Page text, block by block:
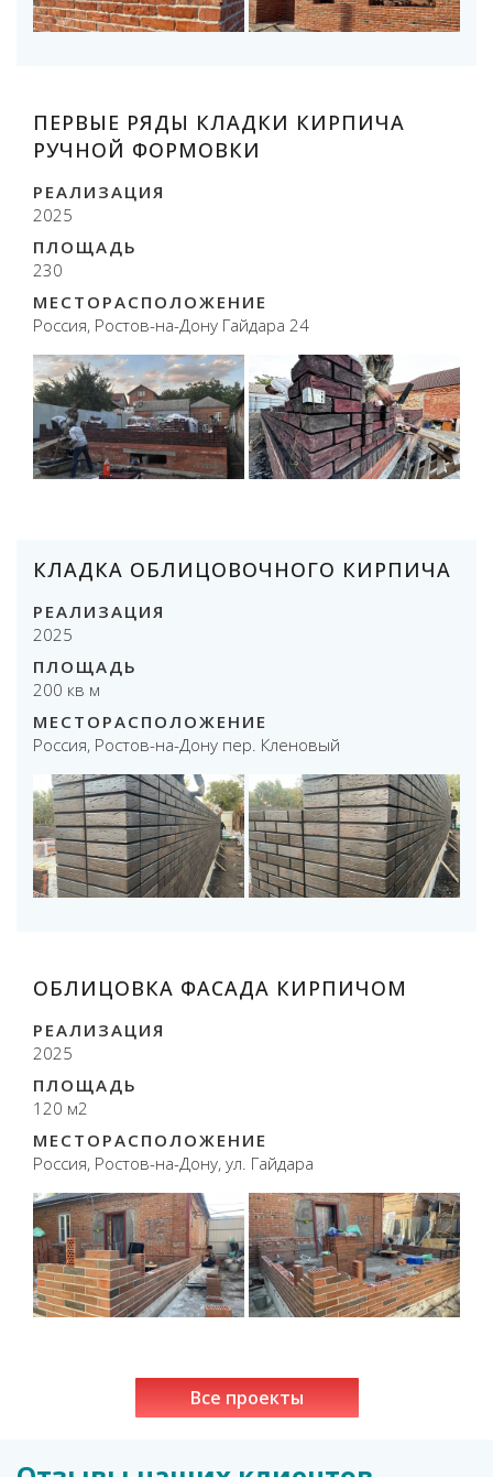
ПЕРВЫЕ РЯДЫ КЛАДКИ КИРПИЧА
РУЧНОЙ ФОРМОВКИ
РЕАЛИЗАЦИЯ
2025
ПЛОЩАДЬ
230
МЕСТОРАСПОЛОЖЕНИЕ
Россия, Ростов-на-Дону Гайдара 24
КЛАДКА ОБЛИЦОВОЧНОГО КИРПИЧА
РЕАЛИЗАЦИЯ
2025
ПЛОЩАДЬ
200 кв м
МЕСТОРАСПОЛОЖЕНИЕ
Россия, Ростов-на-Дону пер. Кленовый
ОБЛИЦОВКА ФАСАДА КИРПИЧОМ
РЕАЛИЗАЦИЯ
2025
ПЛОЩАДЬ
120 м2
МЕСТОРАСПОЛОЖЕНИЕ
Россия, Ростов-на-Дону, ул. Гайдара
Все проекты